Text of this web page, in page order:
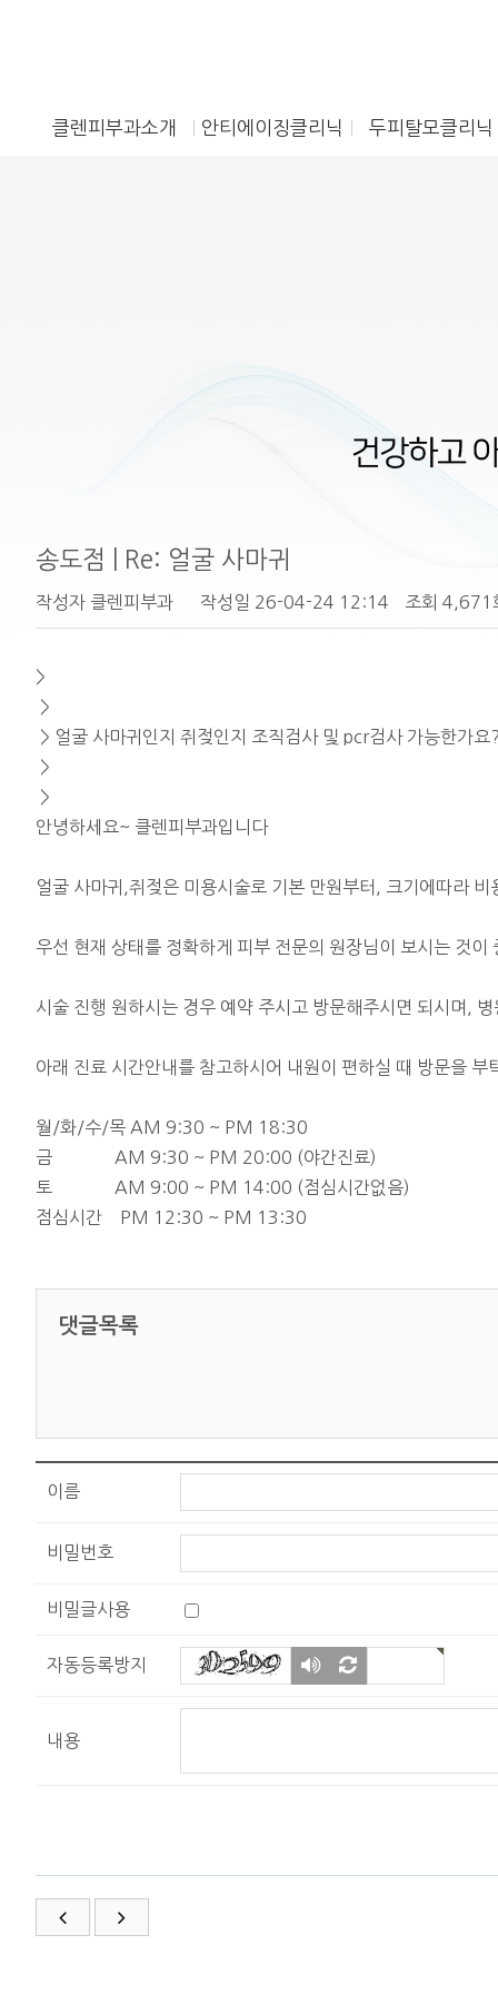
클렌피부과소개 안티에이징클리닉 두피탈모클리닉
송도점 | Re: 얼굴 사마귀
작성자 클렌피부과 작성일 26-04-24 12:14 조회 4,671
>
>
> 얼굴 사마귀인지 쥐젖인지 조직검사 및 pcr검사 가능한가요
>
>
안녕하세요~ 클렌피부과입니다
얼굴 사마귀,쥐젖은 미용시술로 기본 만원부터, 크기에따라
우선 현재 상태를 정확하게 피부 전문의 원장님이 보시는 것
시술 진행 원하시는 경우 예약 주시고 방문해주시면 되시며
아래 진료 시간안내를 참고하시어 내원이 편하실 때 방문을 부
월/화/수/목 AM 9:30 ~ PM 18:30
금 AM 9:30 ~ PM 20:00 (야간진료)
토 AM 9:00 ~ PM 14:00 (점심시간없음)
점심시간 PM 12:30 ~ PM 13:30
댓글목록
이름
비밀번호
비밀글사용
자동등록방지
숫자
음성
새로
고침
내용